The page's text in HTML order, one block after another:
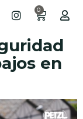
0
en